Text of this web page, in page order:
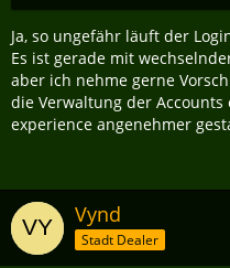
Ja, so ungefähr läuft der
Es ist gerade mit
aber ich nehme gerne
die Verwaltung der
experience angenehmer
Vynd
Stadt Dealer